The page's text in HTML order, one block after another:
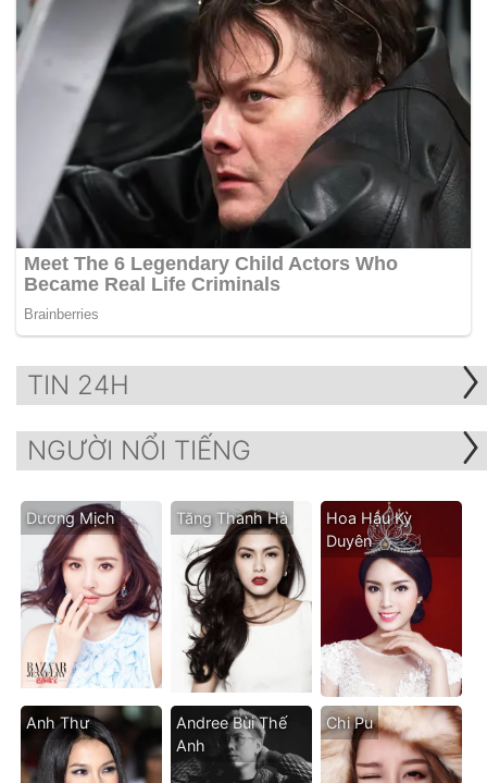
TIN 24H
NGƯỜI NỔI TIẾNG
Dương Mịch Tăng Thanh Hà
Hoa Hậu Kỳ
Duyên
Anh Thư
Andree Bùi Thế
Anh
Chi Pu